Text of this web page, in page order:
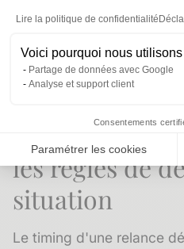
Lire la politique de confidentialité
Voici pourquoi nous
Partage de données avec Google
Analyse et support client
Consentements
Paramétrer les cookies
Axeptio consent
Plateforme de Gestion du
Notre plateforme vous
des contacts obsolètes
décédées s'expose à des
Quand
les règles de
situation
Le timing d'une relance